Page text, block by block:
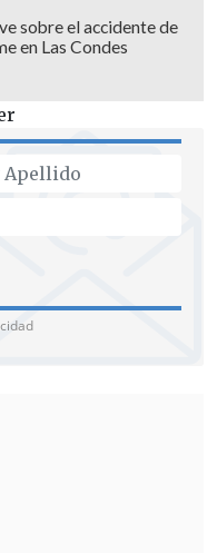
sobre el accidente de
en Las Condes